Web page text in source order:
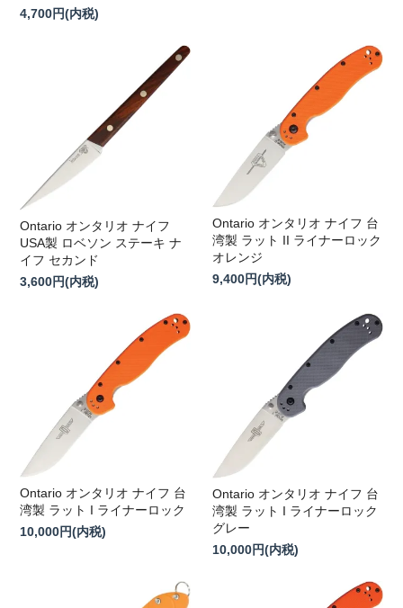
4,700円(内税)
Ontario オンタリオ ナイフ
USA製 ロベソン ステーキ ナ
イフ セカンド
3,600円(内税)
Ontario オンタリオ ナイフ 台
湾製 ラット II ライナーロック
オレンジ
9,400円(内税)
Ontario オンタリオ ナイフ 台
湾製 ラット I ライナーロック
10,000円(内税)
Ontario オンタリオ ナイフ 台
湾製 ラット I ライナーロック
グレー
10,000円(内税)